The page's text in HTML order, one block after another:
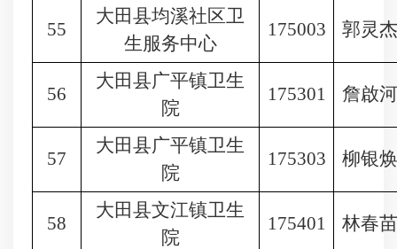
55
大田县均溪社区卫
生服务中心
175003 郭灵杰
56
大田县广平镇卫生
院
175301 詹啟河
57
大田县广平镇卫生
院
175303 柳银焕
58
大田县文江镇卫生
院
175401 林春苗